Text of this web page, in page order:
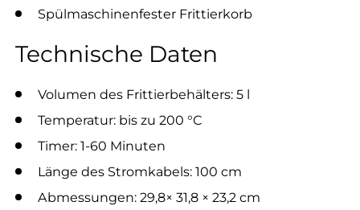
Spülmaschinenfester Frittierkorb
Technische Daten
Volumen des Frittierbehälters: 5 l
Temperatur: bis zu 200 °C
Timer: 1-60 Minuten
Länge des Stromkabels: 100 cm
Abmessungen: 29,8× 31,8 × 23,2 cm